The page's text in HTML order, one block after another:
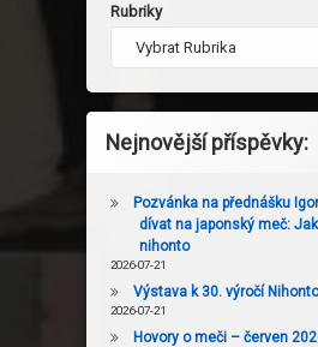
Rubriky
Nejnovější příspěvky:
Pozvánka na přednášku
dívat na japonský meč:
nihonto
2026-07-21
Výstava k 30. výročí
2026-07-21
Hovory o meči – červen